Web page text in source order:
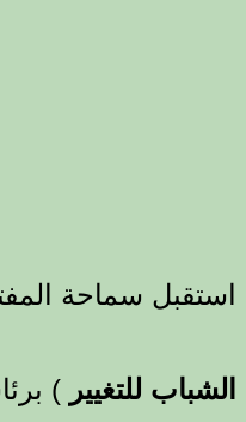
استقبل سماحة المفتي
الشباب للتغيير )